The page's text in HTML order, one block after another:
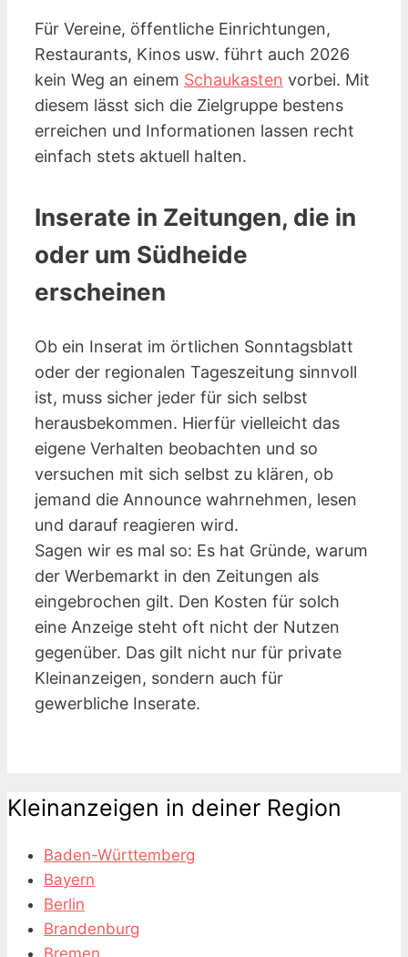
Für Vereine, öffentliche Einrichtungen,
Restaurants, Kinos usw. führt auch 2026
kein Weg an einem Schaukasten vorbei. Mit
diesem lässt sich die Zielgruppe bestens
erreichen und Informationen lassen recht
einfach stets aktuell halten.
Inserate in Zeitungen, die in
oder um Südheide
erscheinen
Ob ein Inserat im örtlichen Sonntagsblatt
oder der regionalen Tageszeitung sinnvoll
ist, muss sicher jeder für sich selbst
herausbekommen. Hierfür vielleicht das
eigene Verhalten beobachten und so
versuchen mit sich selbst zu klären, ob
jemand die Announce wahrnehmen, lesen
und darauf reagieren wird.
Sagen wir es mal so: Es hat Gründe, warum
der Werbemarkt in den Zeitungen als
eingebrochen gilt. Den Kosten für solch
eine Anzeige steht oft nicht der Nutzen
gegenüber. Das gilt nicht nur für private
Kleinanzeigen, sondern auch für
gewerbliche Inserate.
Kleinanzeigen in deiner Region
Baden-Württemberg
Bayern
Berlin
Brandenburg
Bremen